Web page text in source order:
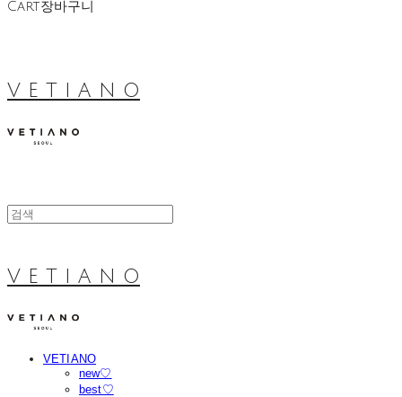
Cart장바구니
V E T I A N O
V E T I A N O
VETIANO
new♡
best♡